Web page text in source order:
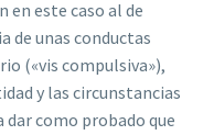
en este caso al de
de unas conductas
(«vis compulsiva»),
y las circunstancias
como probado que